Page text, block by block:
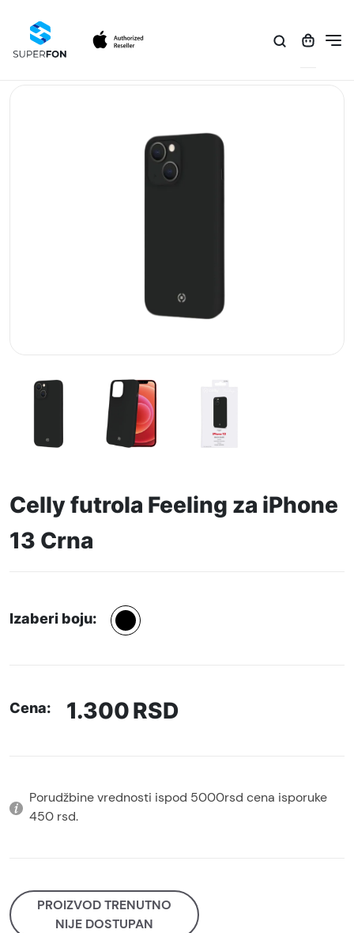
Celly futrola Feeling za iPhone
13 Crna
Izaberi boju:
Cena: 1.300RSD
Porudžbine vrednosti ispod 5000rsd cena isporuke
450 rsd.
PROIZVOD TRENUTNO
NIJE DOSTUPAN